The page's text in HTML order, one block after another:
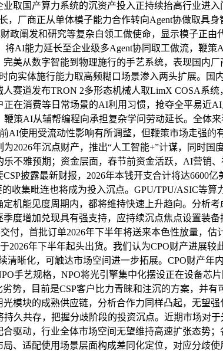
取国产算力系统的沉资产投入正持续抬高行业进
厂商正从单体模子能力合作转向Agent协做取具
政阐发和研究等复杂白领工做使命，显示模子正
AI能力延长至企业级多Agent协同取工做流，鞭
美从数字智能到物理施行的手艺系统，表现国内
实体施行能力取高频糊口场景渗入两头扩展。国
赛道发布TRON 2多形态机械人取LimX COSA系
在消费等日常场景的AI利用习惯，抢夺全平易近
策AI从辅帮编程向承担复杂学问劳动延长。全体
使用受流动性影响有所调整，但鞭策市场走强的
2026年沉点财产，推出“人工智能+”计谋，同时国
不雅预期；资金层面，春节前资金活跃，AI营销
披露最新财报，2026年本钱开支合计将达6600
集毗连也将成为投入沉点。GPU/TPU/ASIC等算
机能见度周期内，都将维持快速上升趋向。分析
度增加兑现具有强支持，应持续沉点焦点设置装
付，首批订单2026年下半年将送来本色性放量，估
年下半年起头出货。我们认为CPO财产进展
晰化，可触达市场空间进一步拓展。CPO财产年
手艺规格，NPO将光引擎集中化摆设正在设备芯
势，目前是CSP客户比力青睐和注沉的方案，并
模块的成熟供应链，分析合作力同样凸起，无望
久共存，把握分歧阶段的投资沉点。近期市场对于
合驱动，行业全体市场空间无望维持高速扩张态
、适配使用场景层面构成差同化定位，对应分歧